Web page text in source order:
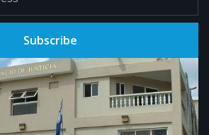
Subscribe